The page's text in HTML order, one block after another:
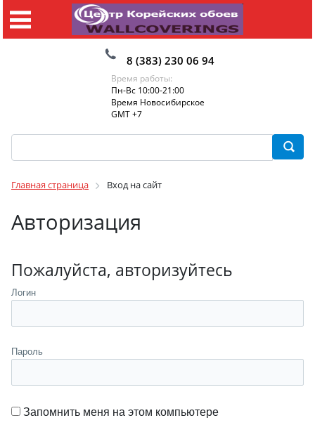
8 (383) 230 06 94
Время работы:
Пн-Вс 10:00-21:00
Время Новосибирское
GMT +7
Главная страница Вход на сайт
Авторизация
Пожалуйста, авторизуйтесь
Логин
Пароль
Запомнить меня на этом компьютере